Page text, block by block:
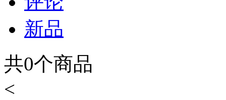
新品
共0个商品
<